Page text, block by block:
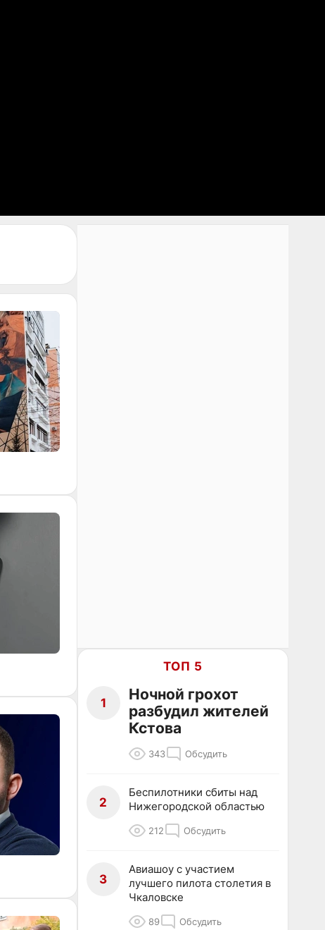
ТОП 5
1
Ночной грохот
разбудил жителей
Кстова
343 Обсудить
2
Беспилотники сбиты над
Нижегородской областью
212 Обсудить
3
Авиашоу с участием
лучшего пилота столетия в
Чкаловске
89 Обсудить